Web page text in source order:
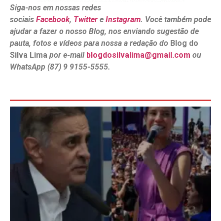
Siga-nos em nossas redes
sociais Facebook, Twitter e Instagram. Você também pode
ajudar a fazer o nosso Blog, nos enviando sugestão de
pauta, fotos e vídeos para nossa a redação do Blog do
Silva Lima por e-mail blogdosilvalima@gmail.com ou
WhatsApp (87) 9 9155-5555.